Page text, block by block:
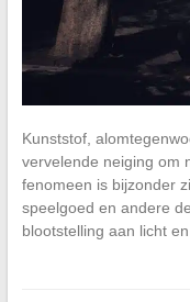
Kunststof,
vervelende neiging om
fenomeen is bijzonder
speelgoed en andere
blootstelling aan licht